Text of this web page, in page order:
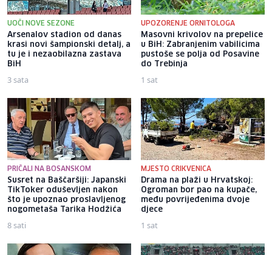
UOČI NOVE SEZONE
Arsenalov stadion od danas
krasi novi šampionski detalj, a
tu je i nezaobilazna zastava
BiH
3 sata
UPOZORENJE ORNITOLOGA
Masovni krivolov na prepelice
u BiH: Zabranjenim vabilicima
pustoše se polja od Posavine
do Trebinja
1 sat
PRIČALI NA BOSANSKOM
Susret na Baščaršiji: Japanski
TikToker oduševljen nakon
što je upoznao proslavljenog
nogometaša Tarika Hodžića
8 sati
MJESTO CRIKVENICA
Drama na plaži u Hrvatskoj:
Ogroman bor pao na kupače,
među povrijeđenima dvoje
djece
1 sat